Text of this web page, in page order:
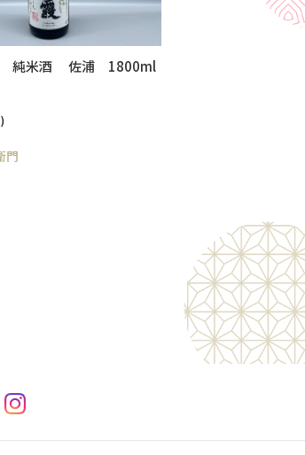
純米酒 佐浦 1800ml
門